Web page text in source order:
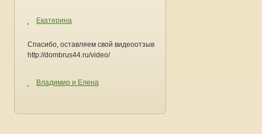
Екатерина
Спасибо, оставляем свой видеоотзыв
http://dombrus44.ru/video/
Владимир и Елена